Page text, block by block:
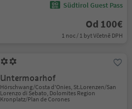
Südtirol Guest Pass
Od 100€
1 noc / 1 byt Včetně DPH
Untermoarhof
Hörschwang/Costa d'Onies, St.Lorenzen/San
Lorenzo di Sebato, Dolomites Region
Kronplatz/Plan de Corones